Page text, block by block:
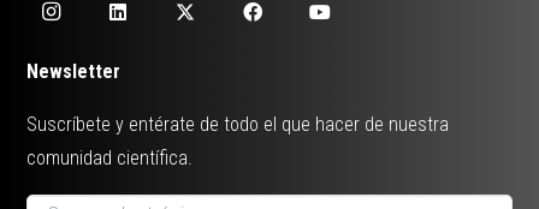
Newsletter
Suscríbete y entérate de todo el que hacer de nuestra
comunidad científica.